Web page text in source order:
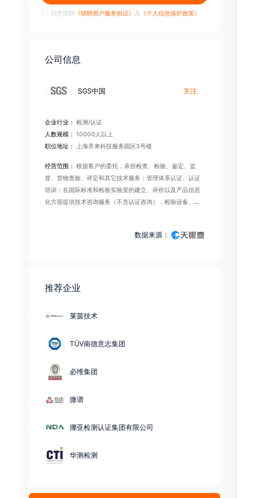
同意猎聘 《猎聘用户服务协议》 及 《个人信息保护政策》
公司信息
SGS中国 关注
企业行业： 检测/认证
人数规模： 10000人以上
职位地址： 上海齐来科技服务园区3号楼
经营范围： 根据客户的委托，承担检查、检验、鉴定、监
督、货物查验、评定和其它技术服务；管理体系认证、认证
培训；在国际标准和检验实验室的建立、评价以及产品信息
化方面提供技术咨询服务（不含认证咨询），检验设备、技
的项目，经相关部门批准后方可开展经营活动】
数据来源：
推荐企业
莱茵技术
TÜV南德意志集团
必维集团
微谱
挪亚检测认证集团有限公司
华测检测